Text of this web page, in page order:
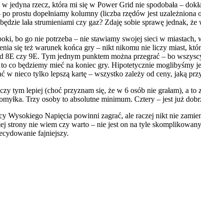
jedyna rzecz, która mi się w Power Grid nie spodobała –
prostu dopełniamy kolumny (liczba rzędów jest
lała strumieniami czy gaz? Zdaję sobie sprawę jednak, że
bo go nie potrzeba – nie stawiamy swojej sieci w
się też warunek końca gry – nikt nikomu nie liczy miast,
8E czy 9E. Tym jednym punktem można przegrać – bo
będziemy mieć na koniec gry. Hipotetycznie moglibyśmy
w nieco tylko lepszą kartę – wszystko zależy od ceny, jaką
tym lepiej (choć przyznam się, że w 6 osób nie grałam), a
Trzy osoby to absolutne minimum. Cztery – jest już
Wysokiego Napięcia powinni zagrać, ale raczej nikt nie
strony nie wiem czy warto – nie jest on na tyle
fajniejszy.